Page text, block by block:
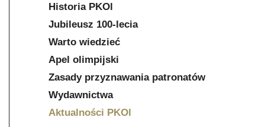
Historia PKOl
Jubileusz 100-lecia
Warto wiedzieć
Apel olimpijski
Zasady przyznawania patronatów
Wydawnictwa
Aktualności PKOl